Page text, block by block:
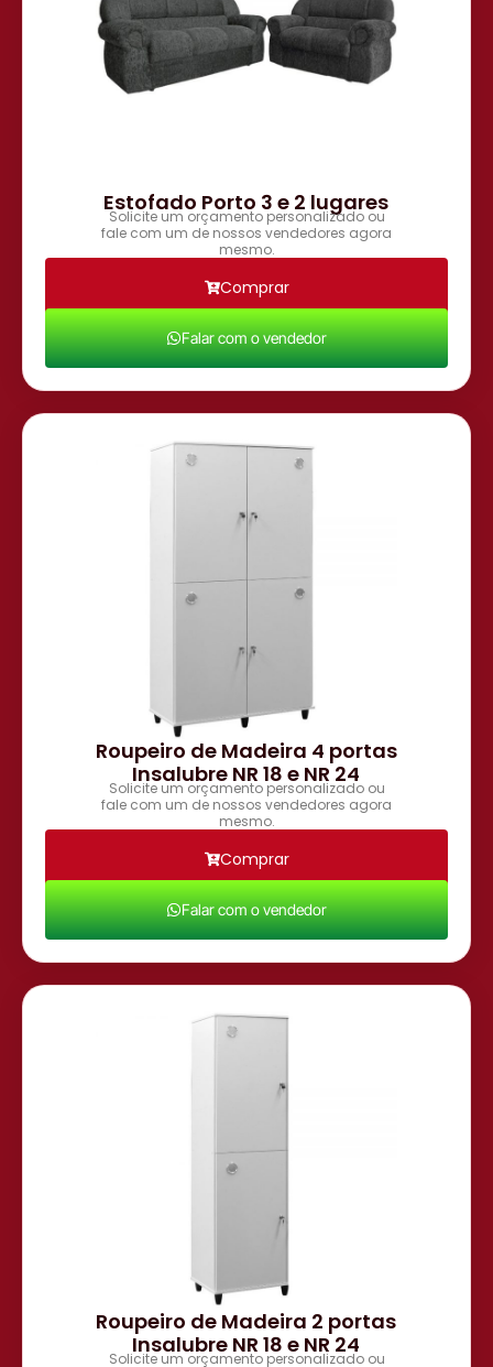
Estofado Porto 3 e 2 lugares
Solicite um orçamento personalizado ou
fale com um de nossos vendedores agora
mesmo.
Comprar
Falar com o vendedor
Roupeiro de Madeira 4 portas
Insalubre NR 18 e NR 24
Solicite um orçamento personalizado ou
fale com um de nossos vendedores agora
mesmo.
Comprar
Falar com o vendedor
Roupeiro de Madeira 2 portas
Insalubre NR 18 e NR 24
Solicite um orçamento personalizado ou